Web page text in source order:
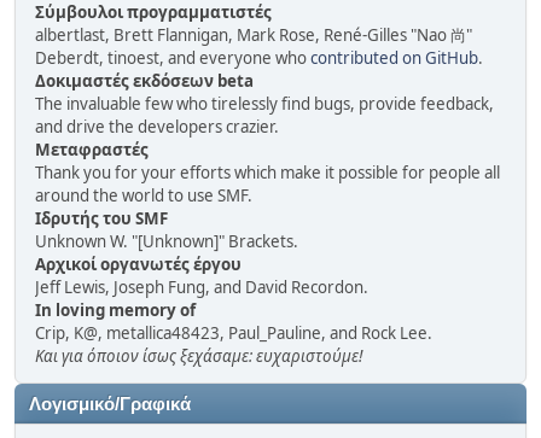
Σύμβουλοι προγραμματιστές
albertlast, Brett Flannigan, Mark Rose, René-Gilles "Nao 尚"
Deberdt, tinoest, and everyone whocontributed on GitHub.
Δοκιμαστές εκδόσεων beta
The invaluable few who tirelessly find bugs, provide feedback,
and drive the developers crazier.
Μεταφραστές
Thank you for your efforts which make it possible for people all
around the world to use SMF.
Ιδρυτής του SMF
Unknown W. "[Unknown]" Brackets.
Αρχικοί οργανωτές έργου
Jeff Lewis, Joseph Fung, and David Recordon.
In loving memory of
Crip, K@, metallica48423, Paul_Pauline, and Rock Lee.
Και για όποιον ίσως ξεχάσαμε: ευχαριστούμε!
Λογισμικό/Γραφικά